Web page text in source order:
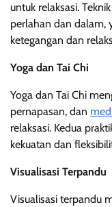
untuk relaksasi.
perlahan dan dalam,
ketegangan dan
Yoga dan Tai Chi
Yoga dan Tai Chi
pernapasan, dan
relaksasi. Kedua
kekuatan dan
Visualisasi Terpandu
Visualisasi terpandu